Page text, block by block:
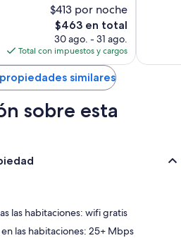
y servicio de cuidado de niños
con pillow-top y cunas o camas
y secadoras de cabello
de 43 pulgadas con Netflix, servicios
premium
$413 por noche
El
precio
actual
es
de
$463
$463 en total
30 ago. - 31 ago.
Total con impuestos y cargos
similares
sobre esta
las habitaciones: wifi gratis
las habitaciones: 25+ Mbps